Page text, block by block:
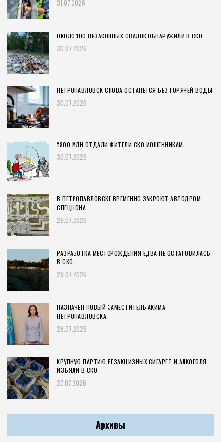
31.07.2026
ОКОЛО 100 НЕЗАКОННЫХ СВАЛОК ОБНАРУЖИЛИ В СКО
30.07.2026
ПЕТРОПАВЛОВСК СНОВА ОСТАНЕТСЯ БЕЗ ГОРЯЧЕЙ ВОДЫ
30.07.2026
₸800 МЛН ОТДАЛИ ЖИТЕЛИ СКО МОШЕННИКАМ
30.07.2026
В ПЕТРОПАВЛОВСКЕ ВРЕМЕННО ЗАКРОЮТ АВТОДРОМ
СПЕЦЦОНА
29.07.2026
РАЗРАБОТКА МЕСТОРОЖДЕНИЯ ЕДВА НЕ ОСТАНОВИЛАСЬ
В СКО
29.07.2026
НАЗНАЧЕН НОВЫЙ ЗАМЕСТИТЕЛЬ АКИМА
ПЕТРОПАВЛОВСКА
28.07.2026
КРУПНУЮ ПАРТИЮ БЕЗАКЦИЗНЫХ СИГАРЕТ И АЛКОГОЛЯ
ИЗЪЯЛИ В СКО
27.07.2026
Архивы